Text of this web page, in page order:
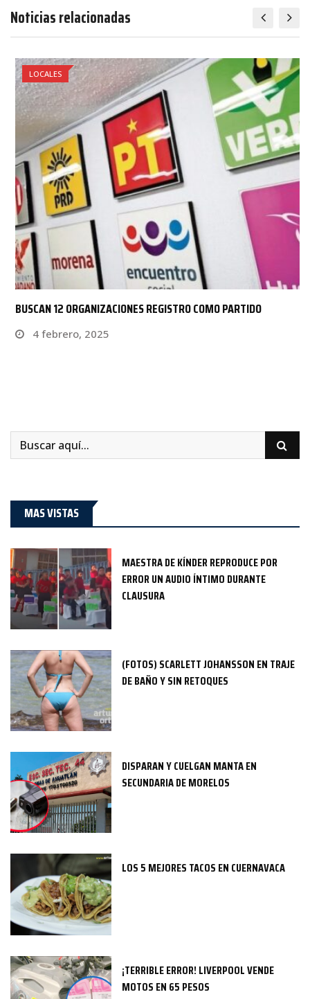
Noticias relacionadas
LOCALES
BUSCAN 12 ORGANIZACIONES REGISTRO COMO PARTIDO
4 febrero, 2025
MAS VISTAS
MAESTRA DE KÍNDER REPRODUCE POR
ERROR UN AUDIO ÍNTIMO DURANTE
CLAUSURA
(FOTOS) SCARLETT JOHANSSON EN TRAJE
DE BAÑO Y SIN RETOQUES
DISPARAN Y CUELGAN MANTA EN
SECUNDARIA DE MORELOS
LOS 5 MEJORES TACOS EN CUERNAVACA
¡TERRIBLE ERROR! LIVERPOOL VENDE
MOTOS EN 65 PESOS